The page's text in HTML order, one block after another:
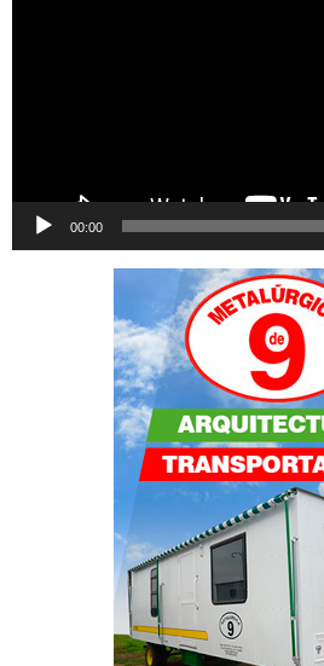
00:00